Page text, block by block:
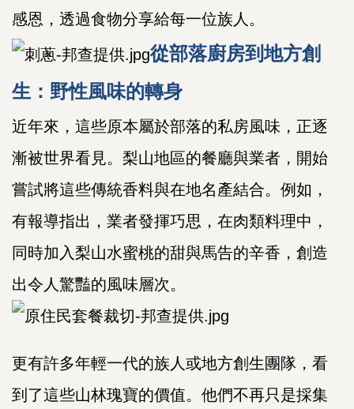
感恩，透過食物分享給每一位族人。
從部落廚房到地方創
生：野性風味的轉身
近年來，這些原本屬於部落的私房風味，正逐
漸被世界看見。梨山地區的餐廳與業者，開始
嘗試將這些傳統香料與在地名產結合。例如，
有報導指出，業者發揮巧思，在肉類料理中，
同時加入梨山水蜜桃的甜與馬告的辛香，創造
出令人驚豔的風味層次。
更有許多年輕一代的族人或地方創生團隊，看
到了這些山林瑰寶的價值。他們不再只是採集